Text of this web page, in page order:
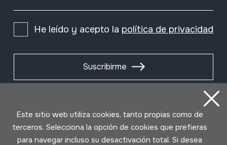
He leído y acepto la política de privacidad
Suscribirme
Este sitio web utiliza cookies, tanto propias como de
terceros. Selecciona la opción de cookies que prefieras
para navegar incluso su desactivación total. Si desea